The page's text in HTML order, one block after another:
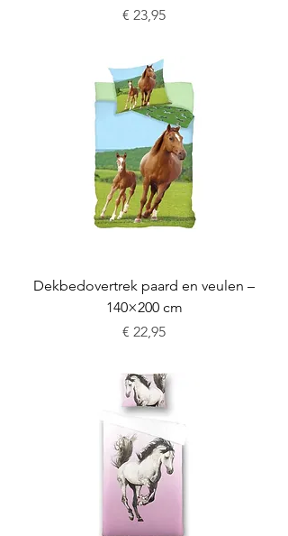
Prijs
€ 23,95
Dekbedovertrek paard en veulen –
140×200 cm
Prijs
€ 22,95